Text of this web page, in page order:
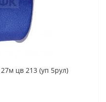
цв 213 (уп 5рул)